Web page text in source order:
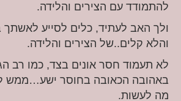
להתמודד עם הצירים והלידה.
ולך האב לעתיד, כלים לסייע לאשתך
והלא קלים..של הצירים והלידה.
לא תעמוד חסר אונים בצד, כמו רב
באהובה הכאובה בחוסר ישע…ממש
מה לעשות.